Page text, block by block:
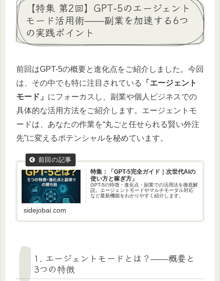
【特集 第2回】GPT-5のエージェント
モード活用術——副業を加速する6つ
の実践ポイント
前回はGPT-5の概要と進化点をご紹介しました。今回
は、その中でも特に注目されている
「エージェント
モード」 にフォーカスし、副業や個人ビジネスでの
具体的な活用方法をご紹介します。エージェントモ
ードは、あなたの作業を“丸ごと任せられる賢い外注
先”に変えるポテンシャルを秘めています。
特集：「GPT-5完全ガイド｜次世代AIの
使い方と稼ぎ方」
GPT-5の特徴・進化点・副業での活用法を徹底解
説。エージェントモードやマルチモーダル対応
など最新機能をわかりやすく紹介します。
sidejobai.com
1. エージェントモードとは？——概要と
3つの特徴